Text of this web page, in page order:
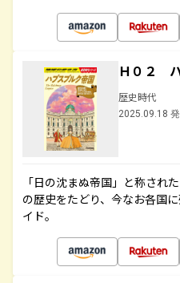
Ｈ０２
歴史時代
2025.09.18
「日の沈まぬ帝国」と称され
の歴史をたどり、今なお各国
イド。